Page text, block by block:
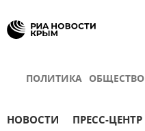
ПОЛИТИКА ОБЩЕСТВО
НОВОСТИ ПРЕСС-ЦЕНТР